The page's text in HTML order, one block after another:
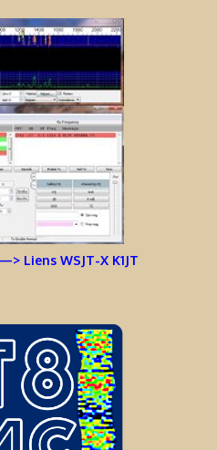
Liens WSJT-X K1JT